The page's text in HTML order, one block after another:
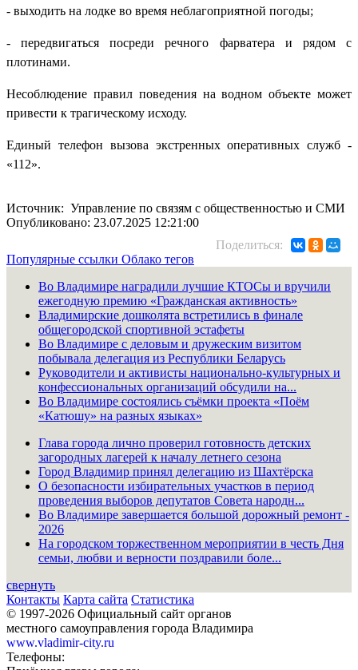
- выходить на лодке во время неблагоприятной погоды;
- передвигаться посреди речного фарватера и рядом с
плотинами.
Несоблюдение правил поведения на водном объекте может
привести к трагическому исходу.
Единый телефон вызова экстренных оперативных служб -
«112».
Источник: Управление по связям с общественностью и СМИ
Опубликовано: 23.07.2025 12:21:00
Поделиться:
Популярные ссылки Облако тегов
Во Владимире наградили лучшие КТОСы и вручили
ежегодную премию «Гражданская активность»
Владимирские дошколята встретились в финале
общегородской спортивной эстафеты
Во Владимире с деловым и дружеским визитом
побывала делегация из Республики Беларусь
Руководители и активисты национально-культурных и
конфессиональных организаций обсудили на...
Во Владимире состоялись съёмки проекта «Поём
«Катюшу» на разных языках»
Глава города лично проверил готовность детских
загородных лагерей к началу летнего сезона
Город Владимир принял делегацию из Шахтёрска
О безопасности избирательных участков в период
проведения выборов депутатов Совета народн...
Во Владимире завершается большой дорожный ремонт -
2026
На городском торжественном мероприятии в честь Дня
семьи, любви и верности поздравили боле...
свернуть
Контакты Карта сайта Статистика
© 1997-2026 Официальный сайт органов
местного самоуправления города Владимира
www.vladimir-city.ru
Телефоны: